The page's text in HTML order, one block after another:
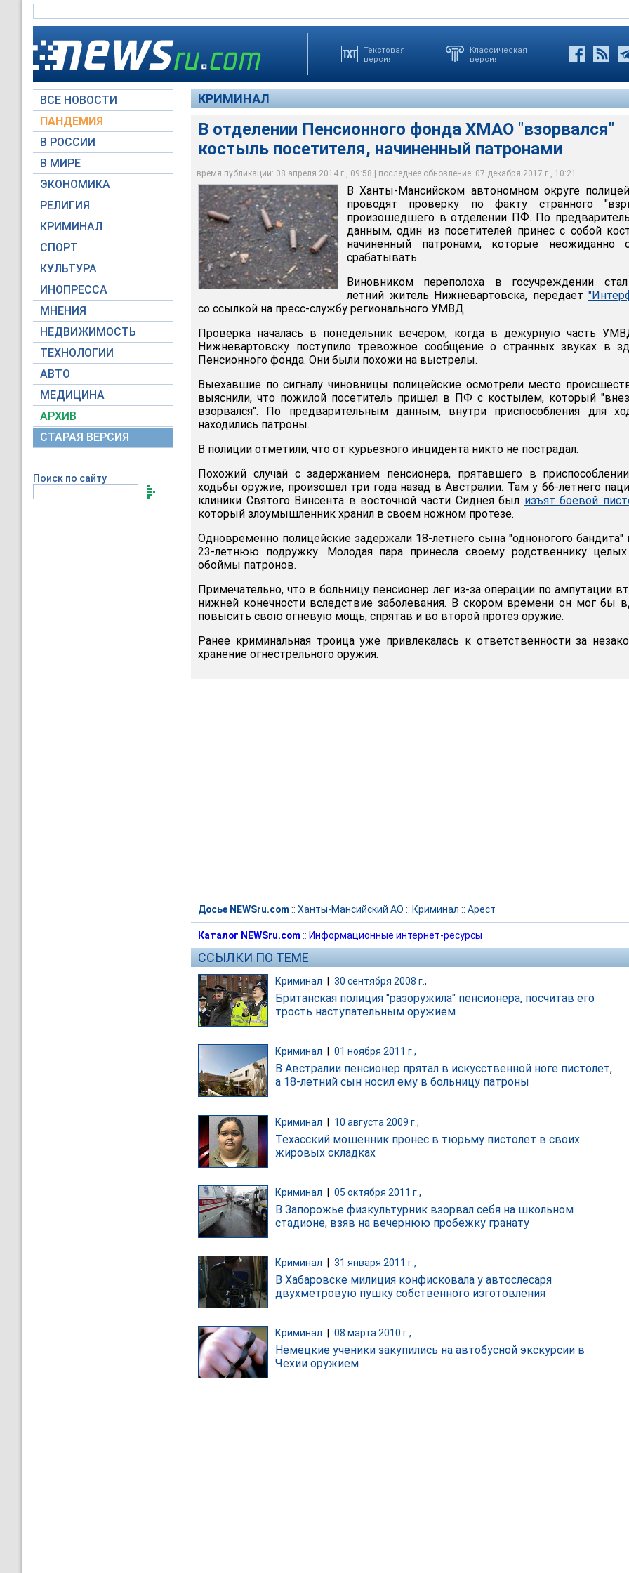
Текстовая
версия
Классическая
версия
ВСЕ НОВОСТИ
ПАНДЕМИЯ
В РОССИИ
В МИРЕ
ЭКОНОМИКА
РЕЛИГИЯ
КРИМИНАЛ
СПОРТ
КУЛЬТУРА
ИНОПРЕССА
МНЕНИЯ
НЕДВИЖИМОСТЬ
ТЕХНОЛОГИИ
АВТО
МЕДИЦИНА
АРХИВ
СТАРАЯ ВЕРСИЯ
Поиск по сайту
КРИМИНАЛ
В отделении Пенсионного фонда ХМАО "взорвался"
костыль посетителя, начиненный патронами
время публикации: 08 апреля 2014 г., 09:58 | последнее обновление: 07 декабря 2017 г., 10:21
Выехавшие по сигналу чиновницы полицейские осмотрели место происшествия и
выяснили, что пожилой посетитель пришел в ПФ с костылем, который "внезапно
взорвался". По предварительным данным, внутри приспособления для ходьбы
находились патроны
Moscow-Live.ru
В Ханты-Мансийском автономном округе
проводят проверку по факту странного
произошедшего в отделении ПФ. По
данным, один из посетителей принес с собой
начиненный патронами, которые неожиданно
срабатывать.
Виновником переполоха в госучреждении
летний житель Нижневартовска, передает
со ссылкой на пресс-службу регионального УМВД.
Проверка началась в понедельник вечером, когда в дежурную часть
Нижневартовску поступило тревожное сообщение о странных звуках в
Пенсионного фонда. Они были похожи на выстрелы.
Выехавшие по сигналу чиновницы полицейские осмотрели место
выяснили, что пожилой посетитель пришел в ПФ с костылем, который
взорвался". По предварительным данным, внутри приспособления для
находились патроны.
В полиции отметили, что от курьезного инцидента никто не пострадал.
Похожий случай с задержанием пенсионера, прятавшего в
ходьбы оружие, произошел три года назад в Австралии. Там у 66-летнего
клиники Святого Винсента в восточной части Сиднея был изъят боевой
который злоумышленник хранил в своем ножном протезе.
Одновременно полицейские задержали 18-летнего сына "одноногого бандита"
23-летнюю подружку. Молодая пара принесла своему родственнику
обоймы патронов.
Примечательно, что в больницу пенсионер лег из-за операции по ампутации
нижней конечности вследствие заболевания. В скором времени он мог бы
повысить свою огневую мощь, спрятав и во второй протез оружие.
Ранее криминальная троица уже привлекалась к ответственности за
хранение огнестрельного оружия.
Досье NEWSru.com :: Ханты-Мансийский АО :: Криминал :: Арест
Каталог NEWSru.com :: Информационные интернет-ресурсы
ССЫЛКИ ПО ТЕМЕ
Криминал 30 сентября 2008 г.,
Британская полиция "разоружила" пенсионера, посчитав его
трость наступательным оружием
Криминал 01 ноября 2011 г.,
В Австралии пенсионер прятал в искусственной ноге пистолет,
а 18-летний сын носил ему в больницу патроны
Криминал | 10 августа 2009 г.,
Техасский мошенник пронес в тюрьму пистолет в своих
жировых складках
Криминал 05 октября 2011 г.,
В Запорожье физкультурник взорвал себя на школьном
стадионе, взяв на вечернюю пробежку гранату
Криминал 31 января 2011 г.,
В Хабаровске милиция конфисковала у автослесаря
двухметровую пушку собственного изготовления
Криминал 08 марта 2010 г.,
Немецкие ученики закупились на автобусной экскурсии в
Чехии оружием